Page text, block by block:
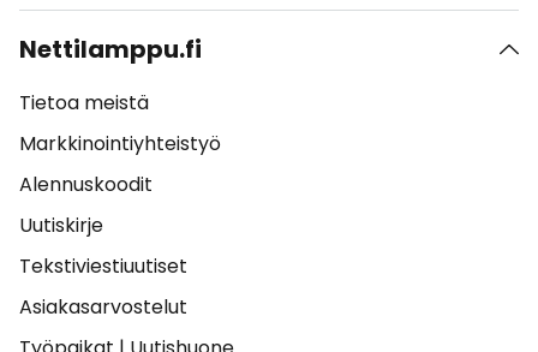
Nettilamppu.fi
Tietoa meistä
Markkinointiyhteistyö
Alennuskoodit
Uutiskirje
Tekstiviestiuutiset
Asiakasarvostelut